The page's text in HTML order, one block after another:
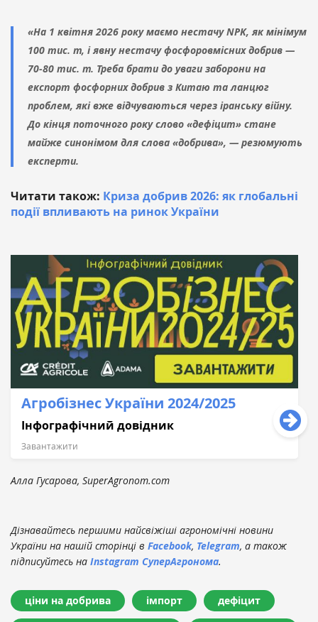
«На 1 квітня 2026 року маємо нестачу NPK, як мінімум
100 тис. т, і явну нестачу фосфоровмісних добрив —
70-80 тис. т. Треба брати до уваги заборони на
експорт фосфорних добрив з Китаю та ланцюг
проблем, які вже відчуваються через іранську війну.
До кінця поточного року слово «дефіцит» стане
майже синонімом для слова «добрива», — резюмують
експерти.
Читати також: Криза добрив 2026: як глобальні
події впливають на ринок України
Агробізнес України 2024/2025
Інфографічний довідник
Завантажити
Алла Гусарова, SuperAgronom.com
Дізнавайтесь першими найсвіжіші агрономічні новини
України на нашій сторінці в Facebook, Telegram, а також
підписуйтесь на Instagram СуперАгронома.
ціни на добрива імпорт дефіцит